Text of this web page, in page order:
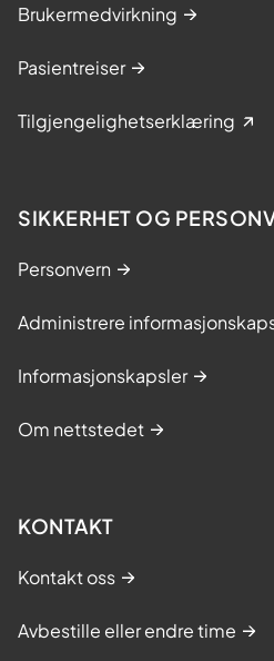
Brukermedvirkning
Pasientreiser
Tilgjengelighetserklæring
SIKKERHET OG
Personvern
Administrere
Informasjonskapsler
Om nettstedet
KONTAKT
Kontakt oss
Avbestille eller endre time